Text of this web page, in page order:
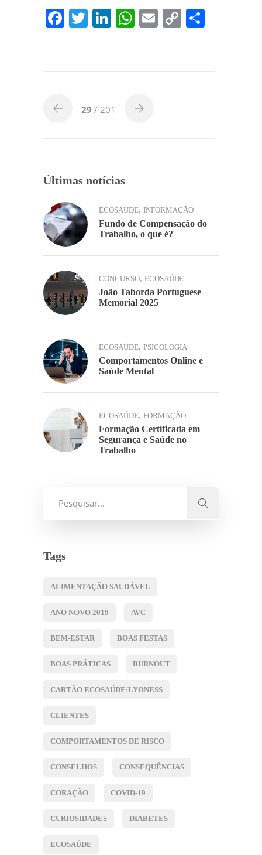
F T Li
n
W
p
E C
29 / 201
Últimas notícias
ECOSAÚDE, INFORMAÇÃO
Fundo de Compensação do
Trabalho, o que é?
CONCURSO, ECOSAÚDE
João Taborda Portuguese
Memorial 2025
ECOSAÚDE, PSICOLOGIA
Comportamentos Online e
Saúde Mental
ECOSAÚDE, FORMAÇÃO
Formação Certificada em
Segurança e Saúde no
Trabalho
Tags
ALIMENTAÇÃO SAUDÁVEL
ANO NOVO 2019 AVC
BEM-ESTAR BOAS FESTAS
BOAS PRÁTICAS BURNOUT
CARTÃO ECOSAÚDE/LYONESS
CLIENTES
COMPORTAMENTOS DE RISCO
CONSELHOS CONSEQUÊNCIAS
CORAÇÃO COVID-19
CURIOSIDADES DIABETES
ECOSAÚDE